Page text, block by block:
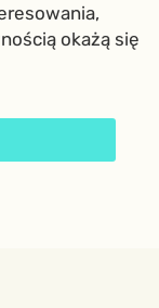
okażą się